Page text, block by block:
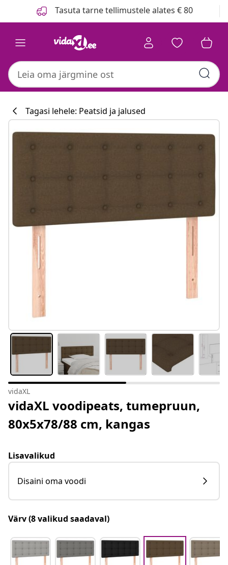
Tasuta tarne tellimustele alates € 80
Tagasi lehele: Peatsid ja jalused
vidaXL
vidaXL voodipeats, tumepruun,
80x5x78/88 cm, kangas
Lisavalikud
Disaini oma voodi
Värv(8 valikud saadaval)